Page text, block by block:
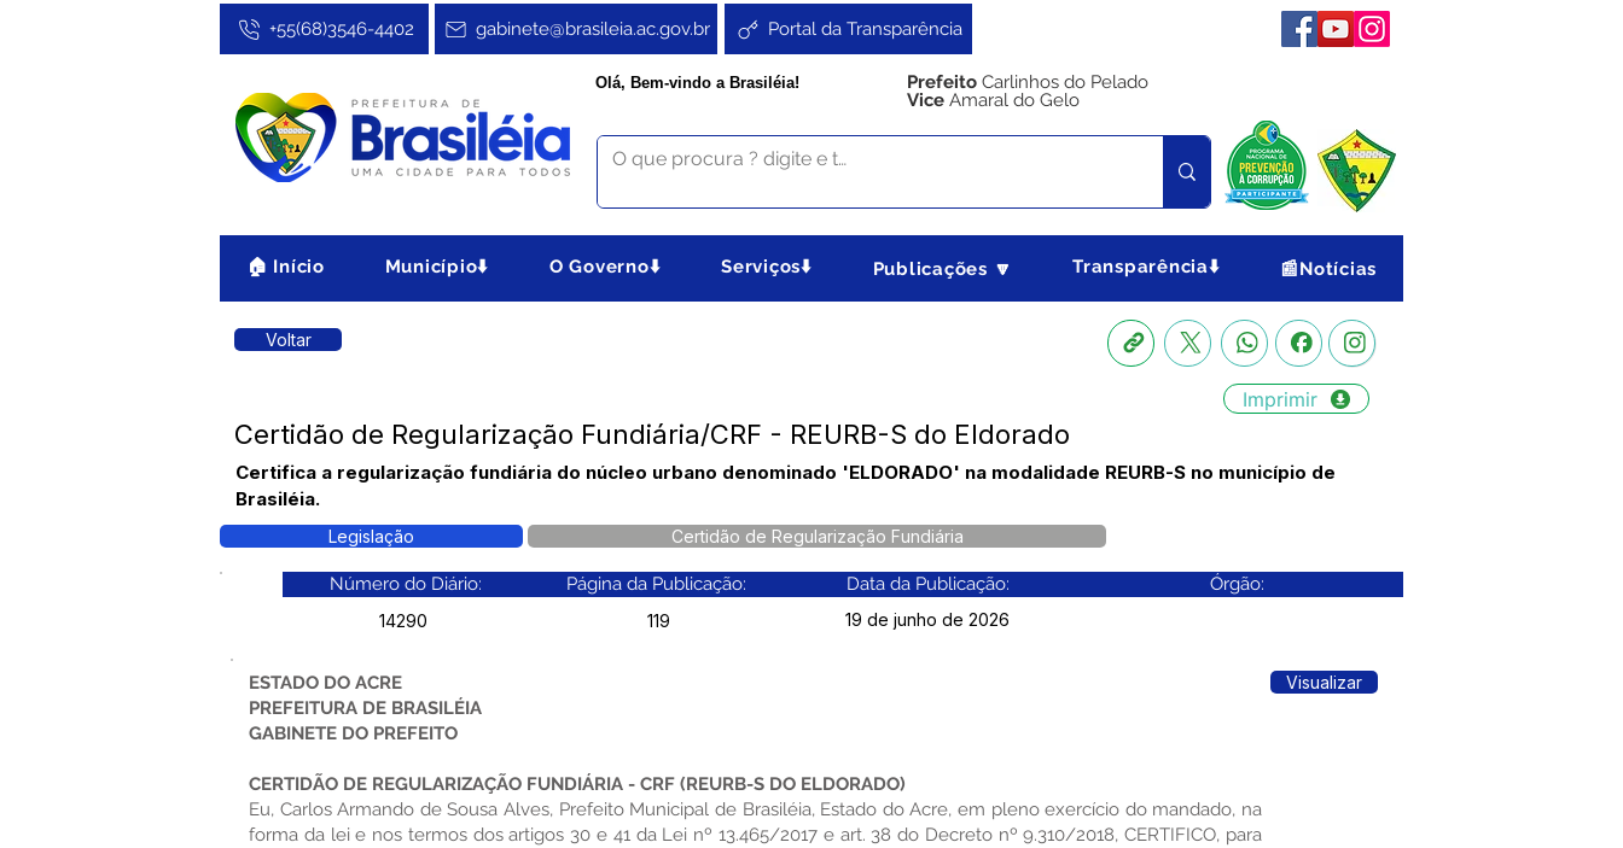
Portal da Transparência
gabinete@brasileia.ac.gov.br
+55(68)3546-4402
Olá, Bem-vindo a Brasiléia! Prefeito Carlinhos do Pelado
Vice Amaral do Gelo
🏠 Início Município⬇️ O Governo⬇️ Serviços⬇️ Publicações 🔽 Transparência⬇️ 📰Notícias
Voltar
Imprimir
Certidão de Regularização Fundiária/CRF - REURB-S do Eldorado
Certifica a regularização fundiária do núcleo urbano denominado 'ELDORADO' na modalidade REURB-S no município de
Brasiléia.
Legislação Certidão de Regularização Fundiária
Número do Diário: Página da Publicação: Data da Publicação: Órgão:
14290 119 19 de junho de 2026
ESTADO DO ACRE
PREFEITURA DE BRASILÉIA
GABINETE DO PREFEITO
CERTIDÃO DE REGULARIZAÇÃO FUNDIÁRIA - CRF (REURB-S DO ELDORADO)
Eu, Carlos Armando de Sousa Alves, Prefeito Municipal de Brasiléia, Estado do Acre, em pleno exercício do mandado, na
forma da lei e nos termos dos artigos 30 e 41 da Lei nº 13.465/2017 e art. 38 do Decreto nº 9.310/2018, CERTIFICO, para
Visualizar